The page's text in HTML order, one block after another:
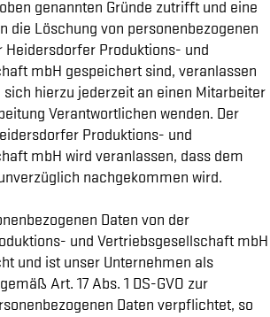
genannten Gründe zutrifft und eine
die Löschung von personenbezogenen
Heidersdorfer Produktions- und
mbH gespeichert sind, veranlassen
hierzu jederzeit an einen Mitarbeiter
Verantwortlichen wenden. Der
Produktions- und
mbH wird veranlassen, dass dem
nachgekommen wird.
Daten von der
und Vertriebsgesellschaft mbH
und ist unser Unternehmen als
Art. 17 Abs. 1 DS-GVO zur
Daten verpflichtet, so